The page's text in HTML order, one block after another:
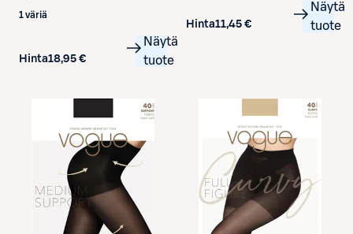
1 väriä
Hinta18,95 €
Näytä
tuote
Hinta11,45 €
Näytä
tuote